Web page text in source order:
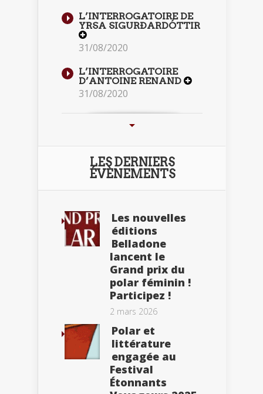
L’INTERROGATOIRE DE
YRSA SIGURÐARDÓTTIR
31/08/2020
L’INTERROGATOIRE
D’ANTOINE RENAND
31/08/2020
LES DERNIERS
ÉVÈNEMENTS
Les nouvelles
éditions
Belladone
lancent le
Grand prix du
polar féminin !
Participez !
2 mars 2026
Polar et
littérature
engagée au
Festival
Étonnants